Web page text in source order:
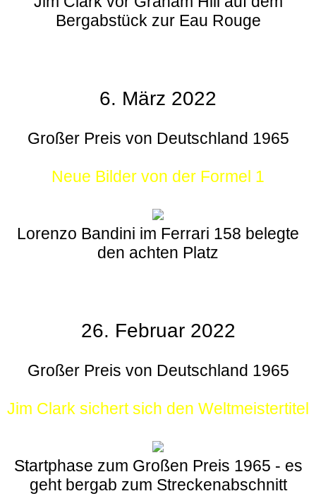
Bergabstück zur Eau Rouge
6. März 2022
Großer Preis von Deutschland 1965
Neue Bilder von der Formel 1
Lorenzo Bandini im Ferrari 158 belegte
den achten Platz
26. Februar 2022
Großer Preis von Deutschland 1965
Jim Clark sichert sich den Weltmeistertitel
Startphase zum Großen Preis 1965 - es
geht bergab zum Streckenabschnitt